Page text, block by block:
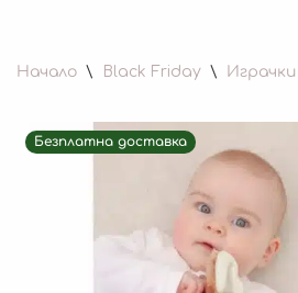
Начало \ Black Friday \ Играчки
Безплатна доставка